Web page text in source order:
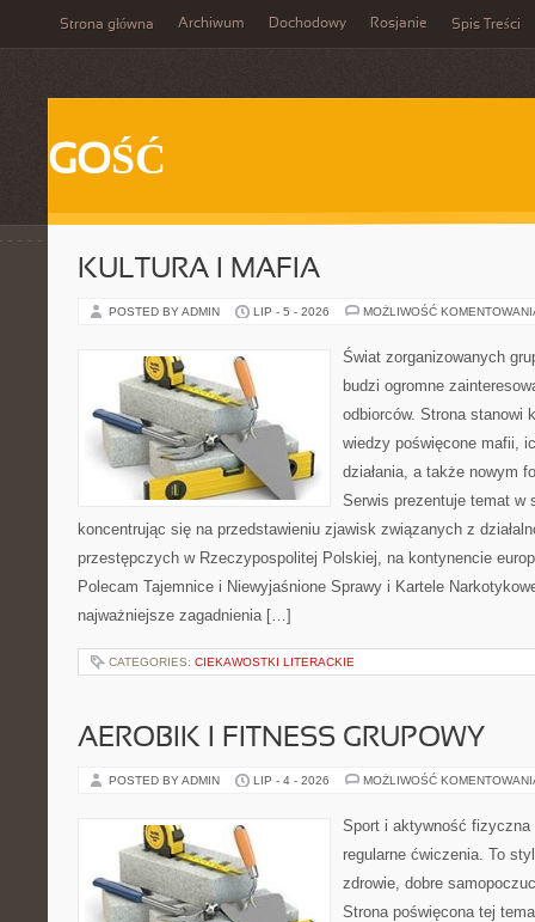
Strona główna Archiwum Dochodowy Rosjanie Spis Treści
GOŚĆ
KULTURA I MAFIA
POSTED BY ADMIN LIP - 5 - 2026 MOŻLIWOŚĆ
Świat zorganizowanych
budzi ogromne
odbiorców. Strona stanowi
wiedzy poświęcone mafii,
działania, a także nowym
Serwis prezentuje temat w
koncentrując się na przedstawieniu zjawisk związanych z
przestępczych w Rzeczypospolitej Polskiej, na kontynencie
Polecam Tajemnice i Niewyjaśnione Sprawy i Kartele
najważniejsze zagadnienia […]
CATEGORIES: CIEKAWOSTKI LITERACKIE
AEROBIK I FITNESS GRUPOWY
POSTED BY ADMIN LIP - 4 - 2026 MOŻLIWOŚĆ
Sport i aktywność
regularne ćwiczenia. To
zdrowie, dobre
Strona poświęcona tej